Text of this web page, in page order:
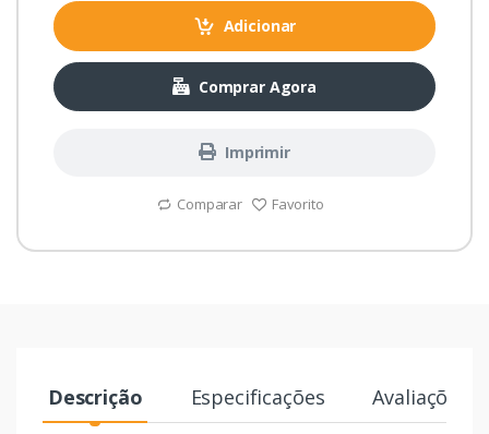
Adicionar
Comprar Agora
Imprimir
Comparar Favorito
Descrição Especificações Avaliações